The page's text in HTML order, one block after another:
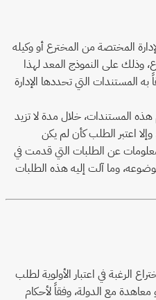
المختصة من المخترع أو وكيله
وذلك على النموذج المعد لهذا
المستندات التي تحددها الإدارة
هذه المستندات، خلال مدة لا تزيد
اعتبر الطلب كأن لم يكن
عن الطلبات التي قدمت في
وما آلت إليه هذه الطلبات
الرغبة في اعتبار الأولوية لطلب
مع الدولة، وفقاً لأحكام